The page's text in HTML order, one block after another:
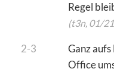
Regel
(t3n, 01/
2-3
Ganz aufs
Office